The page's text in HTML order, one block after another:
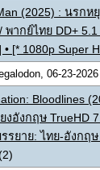
(2025) : นรกห
พากย์ไทย DD+
[* 1080p Super
06-23-2026
Bloodlines
งอังกฤษ TrueHD
รยาย: ไทย-อังกฤ